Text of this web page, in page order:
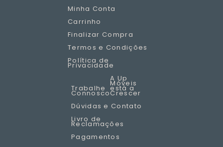
Minha Conta
Carrinho
Finalizar Compra
Termos e Condições
Política de
Privacidade
Trabalhe
Connosco
A Up
Móveis
está a
Crescer
Dúvidas e Contato
Livro de
Reclamações
Pagamentos